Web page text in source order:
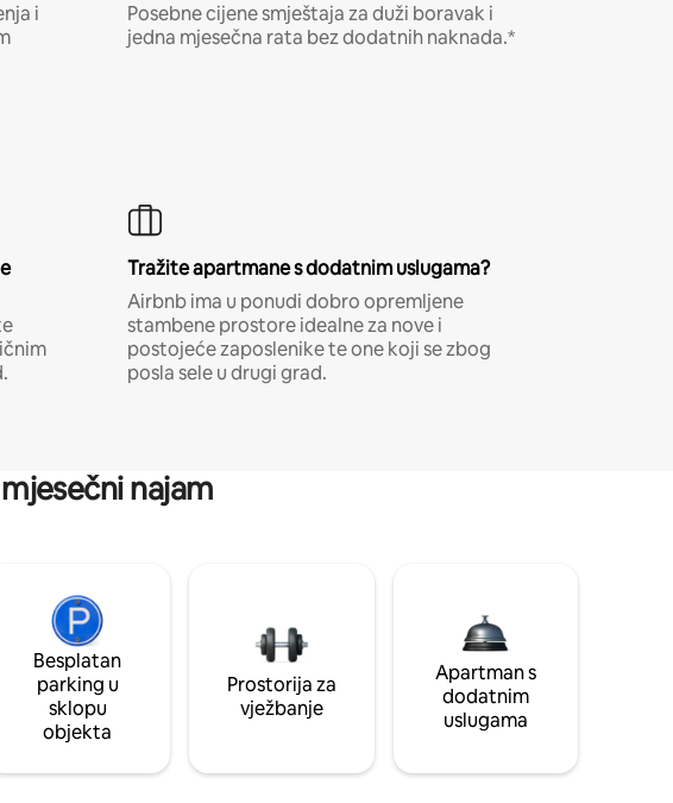
i
Posebne cijene smještaja za duži boravak i
jedna mjesečna rata bez dodatnih naknada.*
Tražite apartmane s dodatnim uslugama?
Airbnb ima u ponudi dobro opremljene
stambene prostore idealne za nove i
postojeće zaposlenike te one koji se zbog
posla sele u drugi grad.
najam
Besplatan
parking u
sklopu
objekta
Prostorija za
vježbanje
Apartman s
dodatnim
uslugama